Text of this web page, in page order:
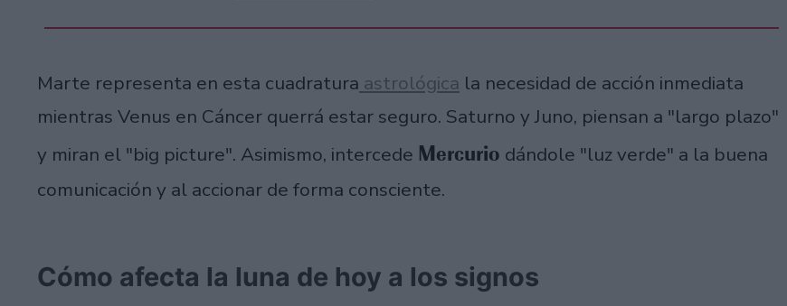
Marte representa en esta cuadratura astrológica la necesidad de acción inmediata
mientras Venus en Cáncer querrá estar seguro. Saturno y Juno, piensan a "largo plazo"
y miran el "big picture". Asimismo, intercede Mercurio dándole "luz verde" a la buena
comunicación y al accionar de forma consciente.
Cómo afecta la luna de hoy a los signos